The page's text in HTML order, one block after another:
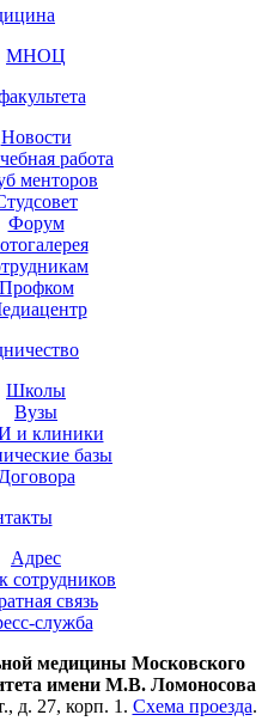
МНОЦ
Новости
работа
менторов
Форум
Профком
Школы
Вузы
и клиники
базы
Договора
Адрес
сотрудников
связь
служба
медицины Московского
имени М.В. Ломоносова
д. 27, корп. 1. Схема проезда.